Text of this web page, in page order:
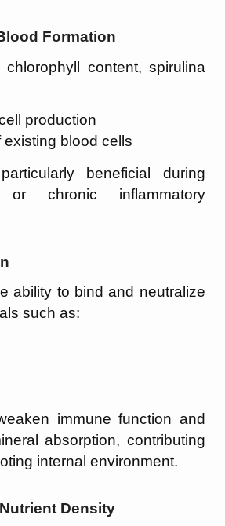
Formation
content, spirulina
production
existing blood cells
beneficial during
or chronic inflammatory
ability to bind and neutralize
such as:
immune function and
absorption, contributing
internal environment.
Density